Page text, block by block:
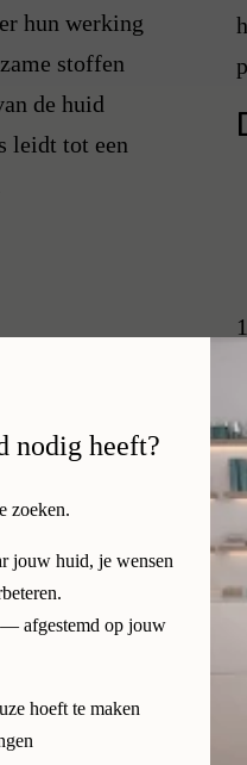
hun werking
stoffen
de huid
leidt tot een
nodig heeft?
zoeken.
jouw huid, je wensen
afgestemd op jouw
hoeft te maken